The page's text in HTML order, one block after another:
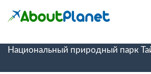
Национальный природный парк